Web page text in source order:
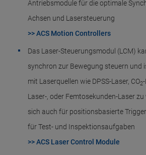
Antriebsmodule für die optimale
Achsen und Lasersteuerung
>> ACS Motion Controllers
Das Laser-Steuerungsmodul (LCM)
synchron zur Bewegung steuern und
mit Laserquellen wie DPSS-Laser, CO2
Laser-, oder Femtosekunden-Laser
sich auch für positionsbasierte
für Test- und Inspektionsaufgaben
>> ACS Laser Control Module